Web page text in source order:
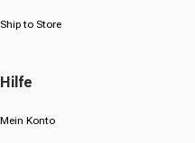
Ship to Store
Hilfe
Mein Konto